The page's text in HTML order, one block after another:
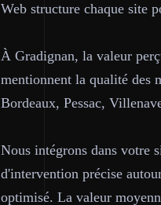
Web structure chaque site
À Gradignan, la valeur
mentionnent la qualité des
Bordeaux, Pessac,
Nous intégrons dans votre
d'intervention précise
optimisé. La valeur